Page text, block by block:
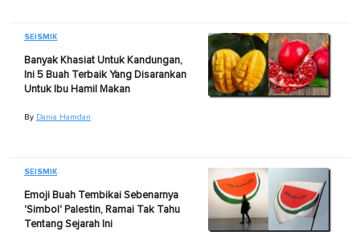
SEISMIK
Banyak Khasiat Untuk Kandungan,
Ini 5 Buah Terbaik Yang Disarankan
Untuk Ibu Hamil Makan
By Dania Hamdan
SEISMIK
Emoji Buah Tembikai Sebenarnya
'Simbol' Palestin, Ramai Tak Tahu
Tentang Sejarah Ini